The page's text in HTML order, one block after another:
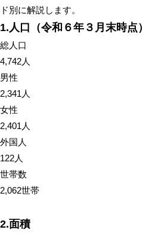
ド別に解説します。
1.人口（令和６年３月末時点）
総人口
4,742人
男性
2,341人
女性
2,401人
外国人
122人
世帯数
2,062世帯
2.面積